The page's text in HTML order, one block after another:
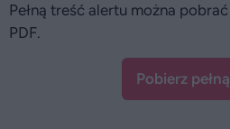
Pełną treść alertu można
PDF.
Pobierz